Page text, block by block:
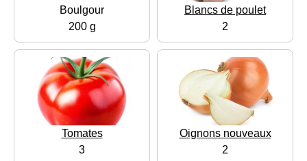
Boulgour
200 g
Blancs de poulet
2
Tomates
3
Oignons nouveaux
2